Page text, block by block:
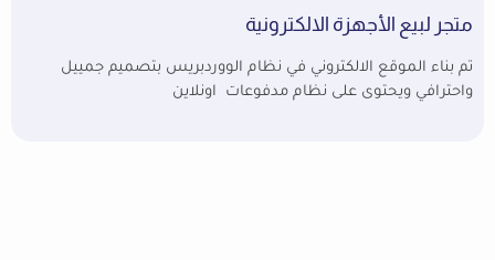
متجر لبيع الأجهزة الالكترونية
تم بناء الموقع الالكتروني في نظام الووردبريس بتصميم جمييل
واحترافي ويحتوى على نظام مدفوعات اونلاين